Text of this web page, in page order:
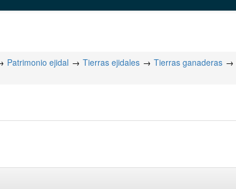
Patrimonio ejidal Tierras ejidales Tierras ganaderas